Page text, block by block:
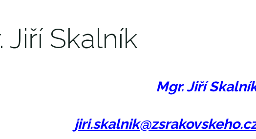
Jiří Skalník
Mgr. Jiří